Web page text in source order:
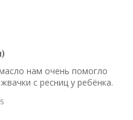
нам очень помогло
с ресниц у ребёнка.